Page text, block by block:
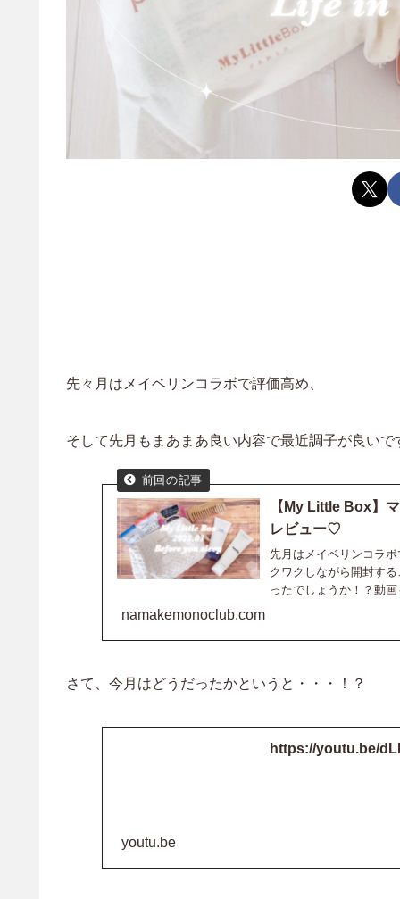
先々月はメイベリンコラボで評価高め、
そして先月もまあまあ良い内容で最近調子が良いで
【My Little Box】
レビュー♡
先月はメイベリンコラ
クワクしながら開封す
ったでしょうか！？動
namakemonoclub.com
さて、今月はどうだったかというと・・・！？
https://youtu.be/
youtu.be